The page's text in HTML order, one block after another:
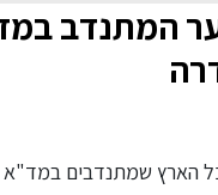
המתנדב
הארץ שמתנדבים במד"א